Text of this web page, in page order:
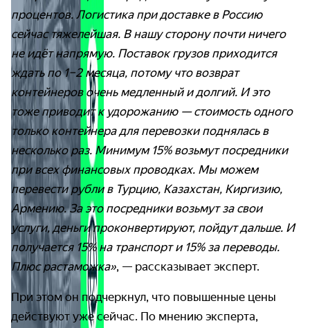
процентов. Логистика при доставке в Россию
сейчас тяжелейшая. В нашу сторону почти ничего
не идёт напрямую. Поставок грузов приходится
ждать по 1–2 месяца, потому что возврат
контейнеров очень медленный и долгий. И это
тоже приводит к удорожанию — стоимость одного
только контейнера для перевозки поднялась в
несколько раз. Минимум 15% возьмут посредники
при всех финансовых проводках. Мы можем
перевести рубли в Турцию, Казахстан, Киргизию,
Армению. За это посредники возьмут за свои
услуги, деньги проконвертируют, пойдут дальше. И
получается 15% на транспорт и 15% за переводы.
Плюс растаможка», — рассказывает эксперт.
При этом он подчеркнул, что повышенные цены
действуют уже сейчас. По мнению эксперта,